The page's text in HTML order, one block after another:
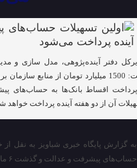
دفتر آینده‌پژوهی، مدل سازی و
اقساط بانک‌ها به حساب‌های
آن از دو هفته آینده پرداخت خواهد
به گزارش پایگاه خبری شباویز به نقل